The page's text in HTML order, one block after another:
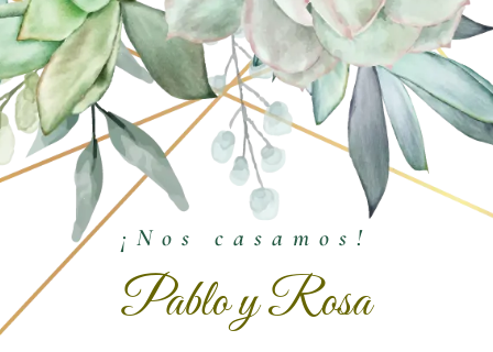
¡Nos casamos!
Pablo y Rosa